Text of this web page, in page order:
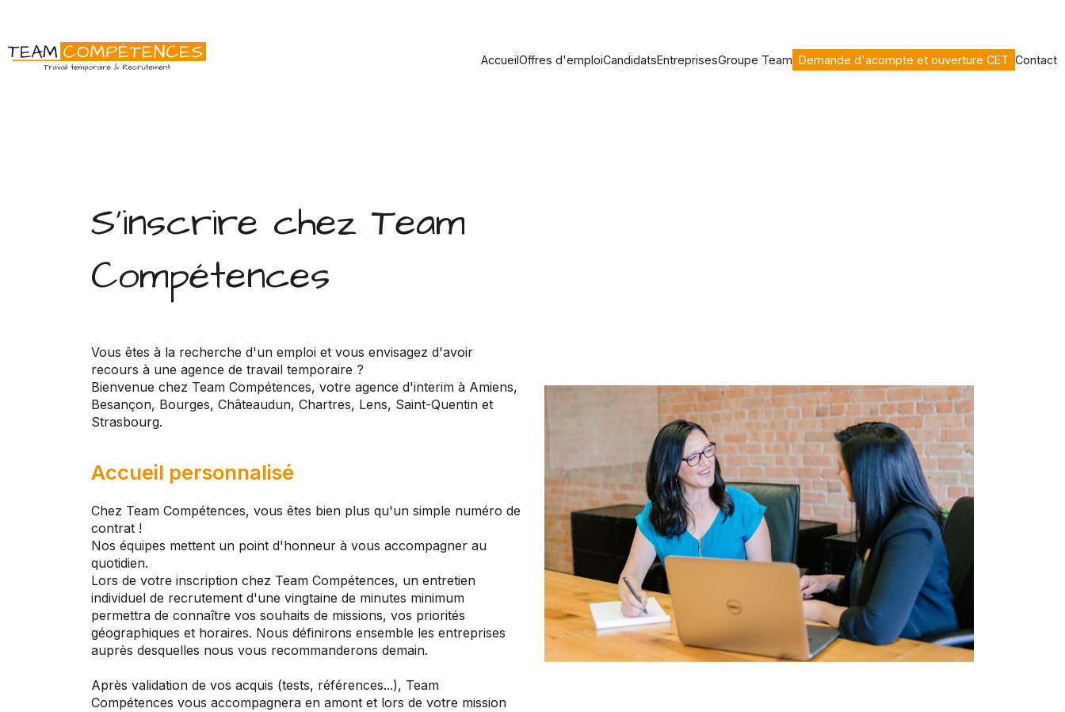
AccueilOffres d'emploiCandidatsEntreprisesGroupe Team Demande d'acompte et ouverture CET Contact
S'inscrire chez Team
Compétences
Vous êtes à la recherche d'un emploi et vous envisagez d'avoir
recours à une agence de travail temporaire ?
Bienvenue chez Team Compétences, votre agence d'interim à Amiens,
Besançon, Bourges, Châteaudun, Chartres, Lens, Saint-Quentin et
Strasbourg.
Accueil personnalisé
Chez Team Compétences, vous êtes bien plus qu'un simple numéro de
contrat !
Nos équipes mettent un point d'honneur à vous accompagner au
quotidien.
Lors de votre inscription chez Team Compétences, un entretien
individuel de recrutement d'une vingtaine de minutes minimum
permettra de connaître vos souhaits de missions, vos priorités
géographiques et horaires. Nous définirons ensemble les entreprises
auprès desquelles nous vous recommanderons demain.
Après validation de vos acquis (tests, références...), Team
Compétences vous accompagnera en amont et lors de votre mission